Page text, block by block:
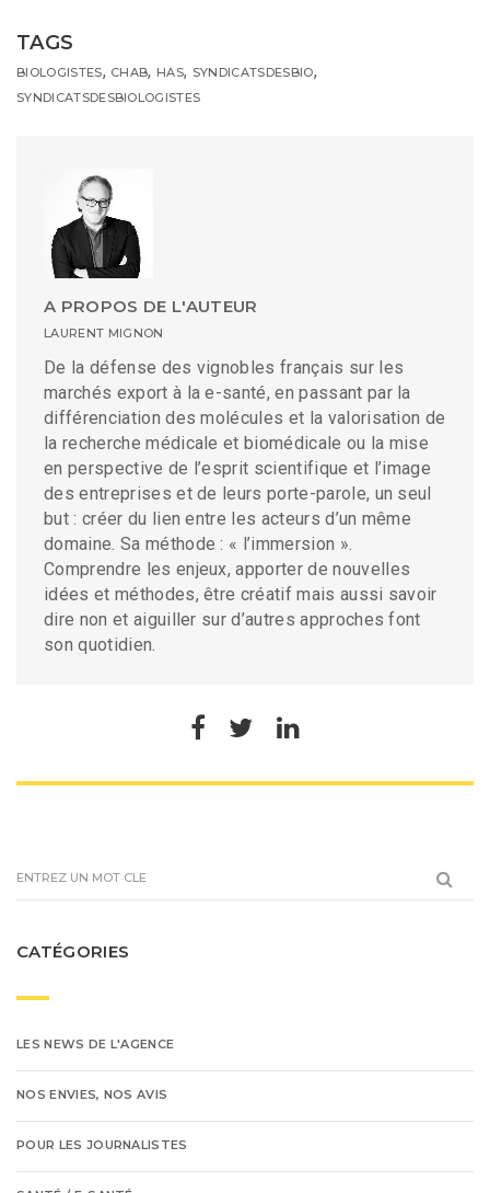
TAGS
BIOLOGISTES, CHAB, HAS, SYNDICATSDESBIO,
SYNDICATSDESBIOLOGISTES
A PROPOS DE L'AUTEUR
LAURENT MIGNON
De la défense des vignobles français sur les
marchés export à la e-santé, en passant par la
différenciation des molécules et la valorisation de
la recherche médicale et biomédicale ou la mise
en perspective de l’esprit scientifique et l’image
des entreprises et de leurs porte-parole, un seul
but : créer du lien entre les acteurs d’un même
domaine. Sa méthode : « l’immersion ».
Comprendre les enjeux, apporter de nouvelles
idées et méthodes, être créatif mais aussi savoir
dire non et aiguiller sur d’autres approches font
son quotidien.
CATÉGORIES
LES NEWS DE L'AGENCE
NOS ENVIES, NOS AVIS
POUR LES JOURNALISTES